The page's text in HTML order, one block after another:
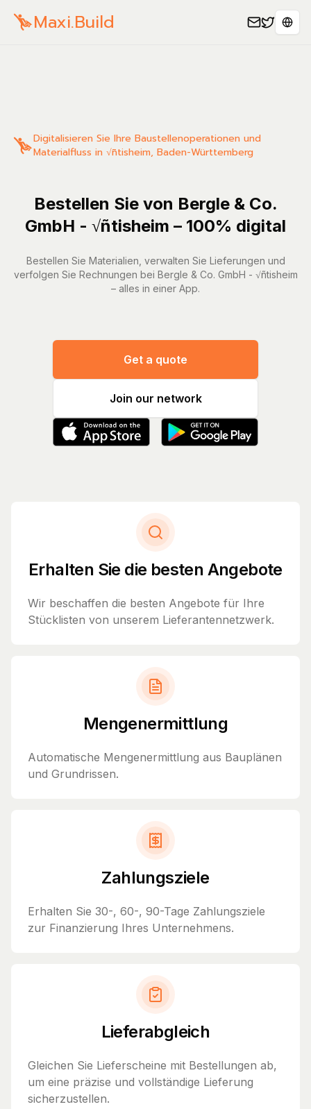
Maxi.Build
Digitalisieren Sie Ihre Baustellenoperationen und
Materialfluss in √ñtisheim, Baden-Württemberg
Bestellen Sie von Bergle & Co.
GmbH - √ñtisheim – 100% digital
Bestellen Sie Materialien, verwalten Sie Lieferungen und
verfolgen Sie Rechnungen bei Bergle & Co. GmbH - √ñtisheim
– alles in einer App.
Get a quote
Join our network
Erhalten Sie die besten Angebote
Wir beschaffen die besten Angebote für Ihre
Stücklisten von unserem Lieferantennetzwerk.
Mengenermittlung
Automatische Mengenermittlung aus Bauplänen
und Grundrissen.
Zahlungsziele
Erhalten Sie 30-, 60-, 90-Tage Zahlungsziele
zur Finanzierung Ihres Unternehmens.
Lieferabgleich
Gleichen Sie Lieferscheine mit Bestellungen ab,
um eine präzise und vollständige Lieferung
sicherzustellen.